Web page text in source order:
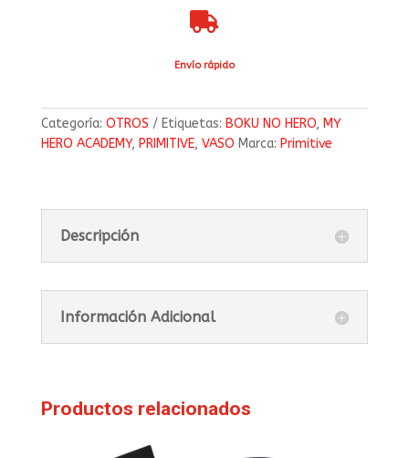

Envío rápido
Categoría: OTROS Etiquetas: BOKU NO HERO, MY
HERO ACADEMY, PRIMITIVE, VASO Marca: Primitive
Descripción
Información Adicional
Productos relacionados